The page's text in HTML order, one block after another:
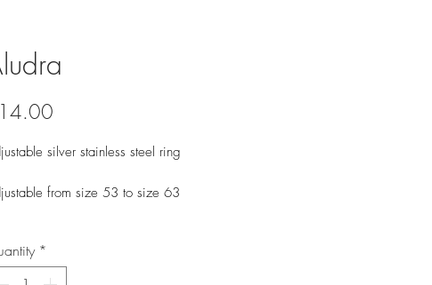
silver stainless steel ring
from size 53 to size 63
*